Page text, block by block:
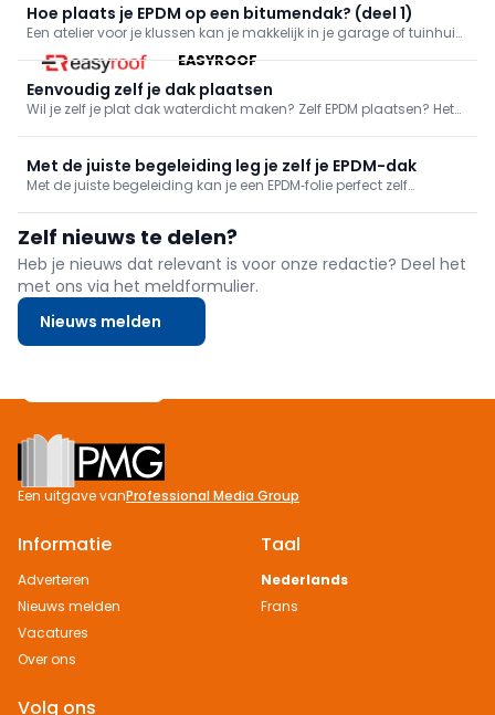
EASYROOF
Hoe plaats je EPDM op een bitumendak? (deel 1)
Een atelier voor je klussen kan je makkelijk in je garage of tuinhuis
onderbrengen. Dat is wat Roger wil doen, maar eerst moet hij het
dak lekvrij maken. Hij bespaart zichzelf de moeite om het oude
bitumen dak af te breken en gaat er meteen EPDM op v
Eenvoudig zelf je dak plaatsen
Wil je zelf je plat dak waterdicht maken? Zelf EPDM plaatsen? Het
Met de juiste begeleiding leg je zelf je EPDM-dak
Met de juiste begeleiding kan je een EPDM‑folie perfect zelf
en praktische workshops — zodat je zelfverzekerd en volledig
zelfsta
Zelf nieuws te delen?
Heb je nieuws dat relevant is voor onze redactie? Deel het
met ons via het meldformulier.
Nieuws melden
Footer
Een uitgave vanProfessional Media Group
Informatie
Adverteren
Nieuws melden
Vacatures
Over ons
Taal
Nederlands
Frans
Volg ons